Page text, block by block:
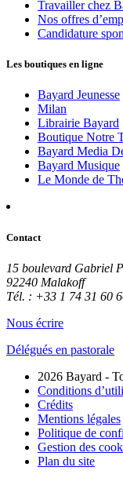
Travailler chez
Nos offres
Candidature
Les boutiques en ligne
Bayard Jeunesse
Milan
Librairie Bayard
Boutique Notre
Bayard Media
Bayard Musique
Le Monde de
Contact
15 boulevard Gabriel
92240 Malakoff
Tél. : +33 1 74 31 60
Nous écrire
Délégués en pastorale
2026 Bayard -
Conditions
Crédits
Mentions légales
Politique de
Gestion des
Plan du site